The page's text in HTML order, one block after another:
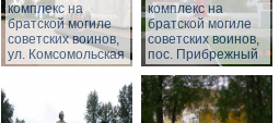
комплекс на
братской могиле
советских воинов,
ул. Комсомольская
комплекс на
братской могиле
советских воинов,
пос. Прибрежный